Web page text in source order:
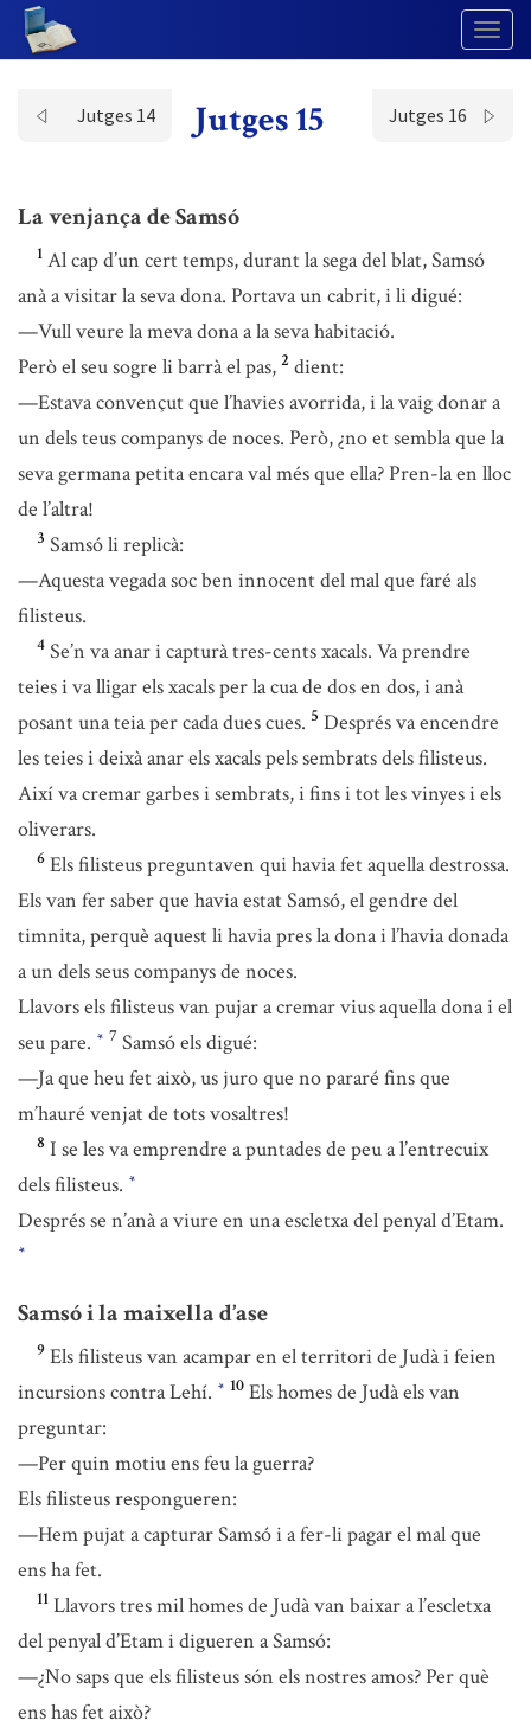
Jutges 14 Jutges 15 Jutges 16
La venjança de Samsó
1 Al cap d’un cert temps, durant la sega del blat, Samsó
anà a visitar la seva dona. Portava un cabrit, i li digué:
—Vull veure la meva dona a la seva habitació.
Però el seu sogre li barrà el pas, 2 dient:
—Estava convençut que l’havies avorrida, i la vaig donar a
un dels teus companys de noces. Però, ¿no et sembla que la
seva germana petita encara val més que ella? Pren-la en lloc
de l’altra!
3 Samsó li replicà:
—Aquesta vegada soc ben innocent del mal que faré als
filisteus.
4 Se’n va anar i capturà tres-cents xacals. Va prendre
teies i va lligar els xacals per la cua de dos en dos, i anà
posant una teia per cada dues cues. 5 Després va encendre
les teies i deixà anar els xacals pels sembrats dels filisteus.
Així va cremar garbes i sembrats, i fins i tot les vinyes i els
oliverars.
6 Els filisteus preguntaven qui havia fet aquella destrossa.
Els van fer saber que havia estat Samsó, el gendre del
timnita, perquè aquest li havia pres la dona i l’havia donada
a un dels seus companys de noces.
Llavors els filisteus van pujar a cremar vius aquella dona i el
seu pare. * 7 Samsó els digué:
—Ja que heu fet això, us juro que no pararé fins que
m’hauré venjat de tots vosaltres!
8 I se les va emprendre a puntades de peu a l’entrecuix
dels filisteus. *
Després se n’anà a viure en una escletxa del penyal d’Etam.
*
Samsó i la maixella d’ase
9 Els filisteus van acampar en el territori de Judà i feien
incursions contra Lehí. * 10 Els homes de Judà els van
preguntar:
—Per quin motiu ens feu la guerra?
Els filisteus respongueren:
—Hem pujat a capturar Samsó i a fer-li pagar el mal que
ens ha fet.
11 Llavors tres mil homes de Judà van baixar a l’escletxa
del penyal d’Etam i digueren a Samsó:
—¿No saps que els filisteus són els nostres amos? Per què
ens has fet això?